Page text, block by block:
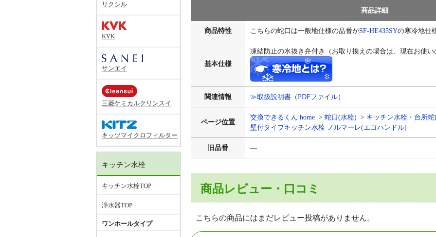
商品詳細
商品特性 こちらの蛇口は一般地仕様の品番がSF-HE435SYの寒冷地仕
基本仕様
凍結防止の水抜き弁付き（お取り換えの場合は、現在お使
関連情報 ≫取扱説明書（PDFファイル）
ページ位置
交換できるくん home 蛇口(水栓)
キッチン水栓・台所蛇
壁付タイプキッチン水栓 ノルマーレ(エコハンドル)
旧品番 ―
商品レビュー・口コミ
こちらの商品にはまだレビュー投稿がありません。
リクシル
KVK
サンエイ
三菱ケミカルクリンスイ
キッツマイクロフィルター
キッチン水栓
キッチン水栓TOP
浄水器TOP
ワンホールタイプ